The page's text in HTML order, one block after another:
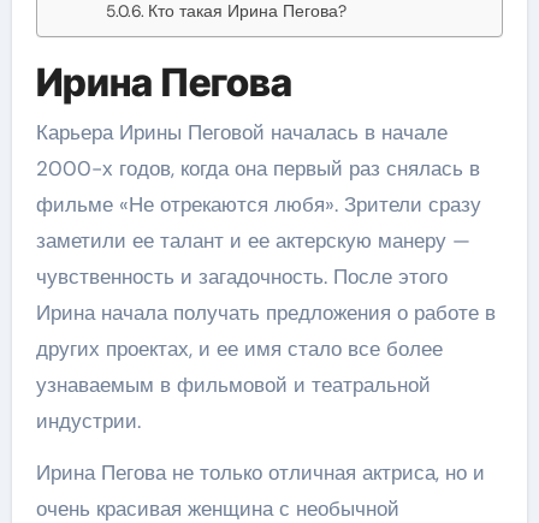
Кто такая Ирина Пегова?
Ирина Пегова
Карьера Ирины Пеговой началась в начале
2000-х годов, когда она первый раз снялась в
фильме «Не отрекаются любя». Зрители сразу
заметили ее талант и ее актерскую манеру —
чувственность и загадочность. После этого
Ирина начала получать предложения о работе в
других проектах, и ее имя стало все более
узнаваемым в фильмовой и театральной
индустрии.
Ирина Пегова не только отличная актриса, но и
очень красивая женщина с необычной